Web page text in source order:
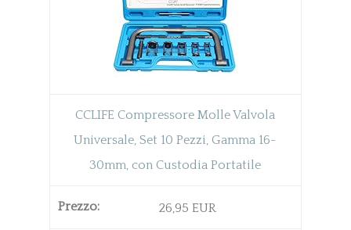
CCLIFE Compressore Molle Valvola
Universale, Set 10 Pezzi, Gamma 16-
30mm, con Custodia Portatile
26,95 EUR